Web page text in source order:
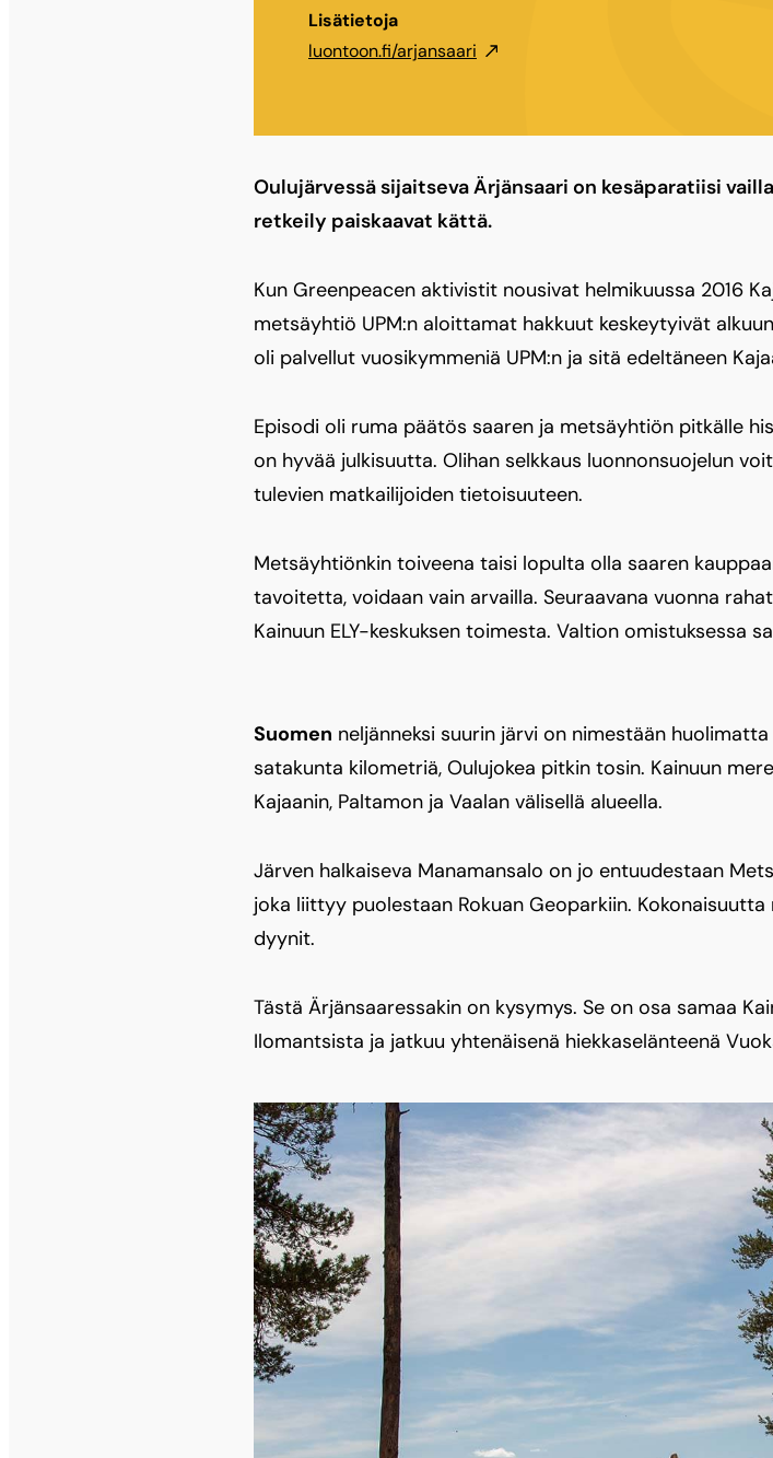
Lisätietoja
luontoon.fi/arjansaari
Oulujärvessä sijaitseva Ärjänsaari on kesäparatiisi
retkeily paiskaavat kättä.
Kun Greenpeacen aktivistit nousivat helmikuussa 2016
metsäyhtiö UPM:n aloittamat hakkuut keskeytyivät
oli palvellut vuosikymmeniä UPM:n ja sitä edeltäneen
Episodi oli ruma päätös saaren ja metsäyhtiön pitkälle
on hyvää julkisuutta. Olihan selkkaus luonnonsuojelun
tulevien matkailijoiden tietoisuuteen.
Metsäyhtiönkin toiveena taisi lopulta olla saaren
tavoitetta, voidaan vain arvailla. Seuraavana vuonna
Kainuun ELY-keskuksen toimesta. Valtion omistuksessa
Suomen neljänneksi suurin järvi on nimestään
satakunta kilometriä, Oulujokea pitkin tosin. Kainuun
Kajaanin, Paltamon ja Vaalan välisellä alueella.
Järven halkaiseva Manamansalo on jo entuudestaan
joka liittyy puolestaan Rokuan Geoparkiin.
dyynit.
Tästä Ärjänsaaressakin on kysymys. Se on osa samaa
Ilomantsista ja jatkuu yhtenäisenä hiekkaselänteenä